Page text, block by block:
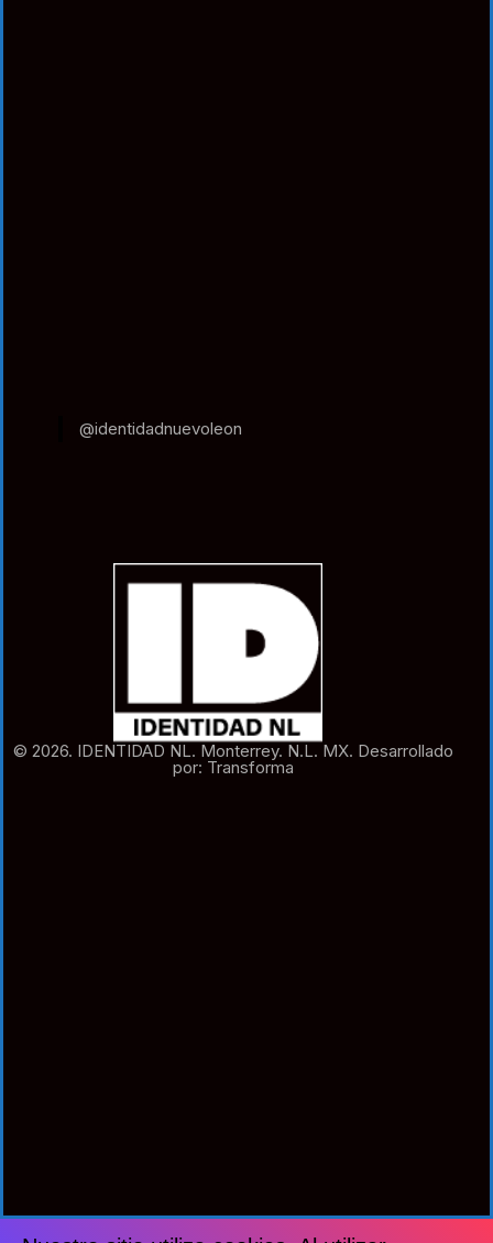
@identidadnuevoleon
© 2026. IDENTIDAD NL. Monterrey. N.L. MX. Desarrollado
por: Transforma